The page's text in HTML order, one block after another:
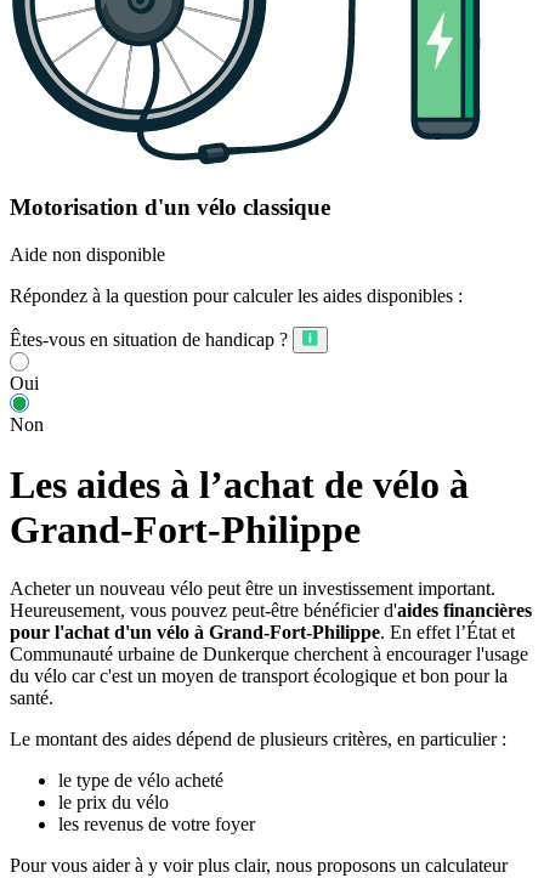
Motorisation d'un vélo classique
Aide non disponible
Répondez à la question pour calculer les aides disponibles :
Êtes-vous en situation de handicap ?
Oui
Non
Les aides à l’achat de vélo à
Grand-Fort-Philippe
Acheter un nouveau vélo peut être un investissement important.
Heureusement, vous pouvez peut-être bénéficier d'aides financières
pour l'achat d'un vélo à Grand-Fort-Philippe. En effet l’État et
Communauté urbaine de Dunkerque cherchent à encourager l'usage
du vélo car c'est un moyen de transport écologique et bon pour la
santé.
Le montant des aides dépend de plusieurs critères, en particulier :
le type de vélo acheté
le prix du vélo
les revenus de votre foyer
Pour vous aider à y voir plus clair, nous proposons un calculateur